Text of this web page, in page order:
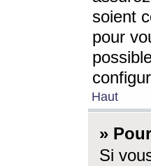
soient
pour
Haut
»
Si